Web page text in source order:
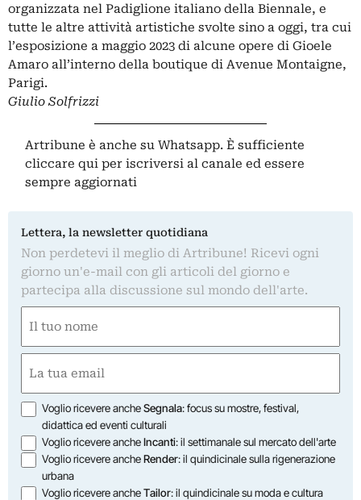
organizzata nel Padiglione italiano della Biennale, e
tutte le altre attività artistiche svolte sino a oggi, tra cui
l’esposizione a maggio 2023 di alcune opere di Gioele
Amaro all’interno della boutique di Avenue Montaigne,
Parigi.
Giulio Solfrizzi
Artribune è anche su Whatsapp. È sufficiente
cliccare qui per iscriversi al canale ed essere
sempre aggiornati
Lettera, la newsletter quotidiana
Non perdetevi il meglio di Artribune! Ricevi ogni
giorno un'e-mail con gli articoli del giorno e
partecipa alla discussione sul mondo dell'arte.
(Required)
First
(Required)
Opzioni
Voglio ricevere ancheSegnala: focus su mostre, festival,
didattica ed eventi culturali
Voglio ricevere ancheIncanti: il settimanale sul mercato dell'arte
Voglio ricevere ancheRender: il quindicinale sulla rigenerazione
urbana
Voglio ricevere ancheTailor: il quindicinale su moda e cultura